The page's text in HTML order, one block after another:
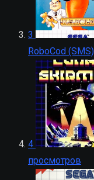
3
RoboCod (SMS)
4
просмотров